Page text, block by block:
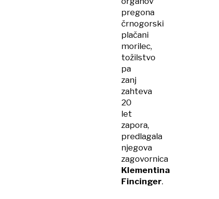
pregona
črnogorski
plačani
morilec,
tožilstvo
pa
zanj
zahteva
20
let
zapora,
predlagala
njegova
zagovornica
Klementina
Fincinger.